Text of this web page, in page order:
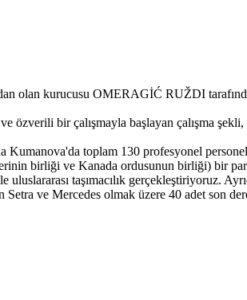
olan kurucusu OMERAGİĆ RUŽDI
özverili bir çalışmayla başlayan çalışma
toplam 130 profesyonel
birliği ve Kanada ordusunun birliği) bir
taşımacılık gerçekleştiriyoruz.
ve Mercedes olmak üzere 40 adet son